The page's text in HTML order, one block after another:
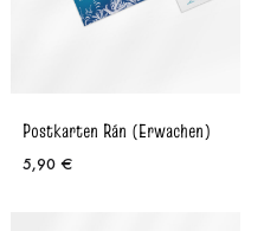
Postkarten Rán (Erwachen)
5,90 €